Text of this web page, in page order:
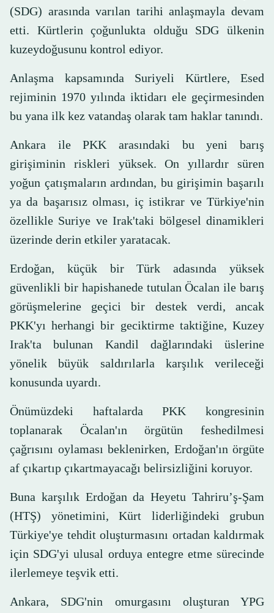
(SDG) arasında varılan tarihi anlaşmayla devam
etti. Kürtlerin çoğunlukta olduğu SDG ülkenin
kuzeydoğusunu kontrol ediyor.
Anlaşma kapsamında Suriyeli Kürtlere, Esed
rejiminin 1970 yılında iktidarı ele geçirmesinden
bu yana ilk kez vatandaş olarak tam haklar tanındı.
Ankara ile PKK arasındaki bu yeni barış
girişiminin riskleri yüksek. On yıllardır süren
yoğun çatışmaların ardından, bu girişimin başarılı
ya da başarısız olması, iç istikrar ve Türkiye'nin
özellikle Suriye ve Irak'taki bölgesel dinamikleri
üzerinde derin etkiler yaratacak.
Erdoğan, küçük bir Türk adasında yüksek
güvenlikli bir hapishanede tutulan Öcalan ile barış
görüşmelerine geçici bir destek verdi, ancak
PKK'yı herhangi bir geciktirme taktiğine, Kuzey
Irak'ta bulunan Kandil dağlarındaki üslerine
yönelik büyük saldırılarla karşılık verileceği
konusunda uyardı.
Önümüzdeki haftalarda PKK kongresinin
toplanarak Öcalan'ın örgütün feshedilmesi
çağrısını oylaması beklenirken, Erdoğan'ın örgüte
af çıkartıp çıkartmayacağı belirsizliğini koruyor.
Buna karşılık Erdoğan da Heyetu Tahriru’ş-Şam
(HTŞ) yönetimini, Kürt liderliğindeki grubun
Türkiye'ye tehdit oluşturmasını ortadan kaldırmak
için SDG'yi ulusal orduya entegre etme sürecinde
ilerlemeye teşvik etti.
Ankara, SDG'nin omurgasını oluşturan YPG